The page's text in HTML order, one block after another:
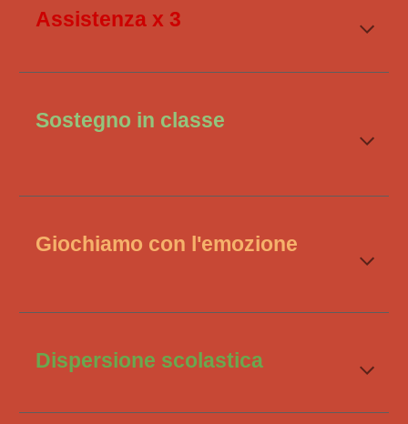
Assistenza x 3
Sostegno in classe
Giochiamo con l'emozione
Dispersione scolastica